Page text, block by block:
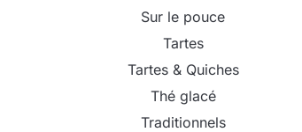
Sur le pouce
Tartes
Tartes & Quiches
Thé glacé
Traditionnels